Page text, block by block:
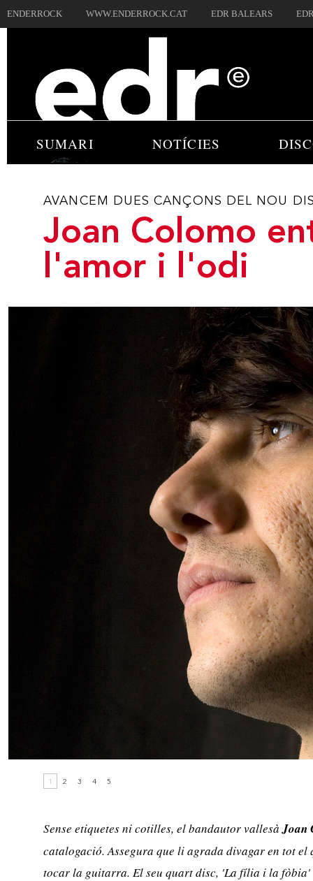
ENDERROCK WWW.ENDERROCK.CAT EDR BALEARS
SUMARI NOTÍCIES
AVANCEM DUES CANÇONS DEL NOU
Joan Colomo
l'amor i l'odi
1 2 3 4 5
Sense etiquetes ni cotilles, el bandautor vallesàJoan
catalogació. Assegura que li agrada divagar en tot
tocar la guitarra. El seu quart disc, 'La fília i la fòbia'